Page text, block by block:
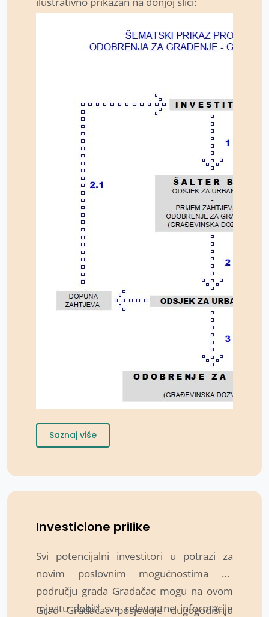
Saznaj više
Investicione prilike
Svi potencijalni investitori u potrazi za
novim poslovnim mogućnostima na
području grada Gradačac mogu na ovom
mjestu dobiti sve relevantne informacije
Grad Gradačac posjeduje dugogodišnju